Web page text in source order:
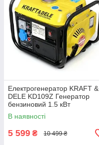
Електрогенератор KRAFT &
DELE KD109Z Генератор
бензиновий 1.5 кВт
В наявності
5 599 ₴ 10 499 ₴